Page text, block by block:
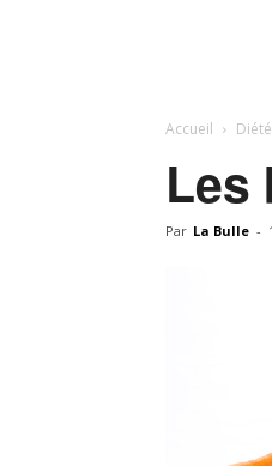
Accueil
Les
Par La Bulle -